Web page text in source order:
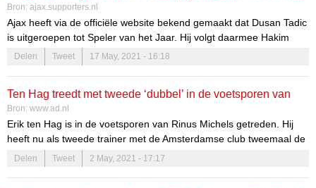
talent
Bron: ajax.supporters.nl
Ajax heeft via de officiële website bekend gemaakt dat Dusan Tadic
is uitgeroepen tot Speler van het Jaar. Hij volgt daarmee Hakim
Ziyech op, die drie jaar op rij de Rinus Michels Award had
gewonnen....
Delen Tweet 17 May, 2021 - 16:18
Ten Hag treedt met tweede ‘dubbel’ in de voetsporen van
Michels
Bron: www.ad.nl
Erik ten Hag is in de voetsporen van Rinus Michels getreden. Hij
heeft nu als tweede trainer met de Amsterdamse club tweemaal de
‘dubbel’ gewonnen. ,,Als er wat te vieren is ben ik erbij.”
Delen Tweet 2 May, 2021 - 17:17